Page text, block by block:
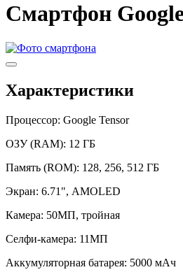
Смартфон
Характеристики
Процессор: Google Tensor
ОЗУ (RAM): 12 ГБ
Память (ROM): 128, 256, 512 ГБ
Экран: 6.71", AMOLED
Камера: 50МП, тройная
Селфи-камера: 11МП
Аккумуляторная батарея: 5000 мАч